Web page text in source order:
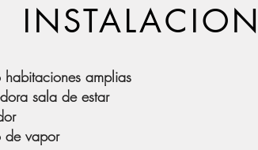
habitaciones amplias
sala de estar
de vapor